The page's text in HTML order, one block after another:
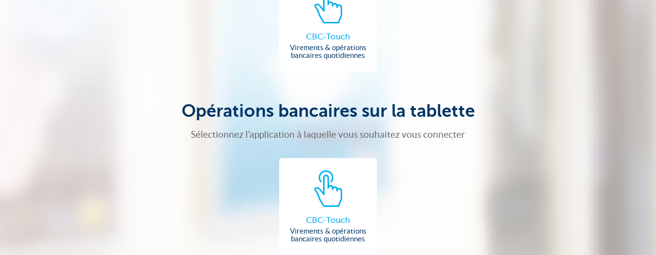
CBC-Touch
Virements & opérations
bancaires quotidiennes
Opérations bancaires sur la tablette
Sélectionnez l'application à laquelle vous souhaitez vous connecter
CBC-Touch
Virements & opérations
bancaires quotidiennes